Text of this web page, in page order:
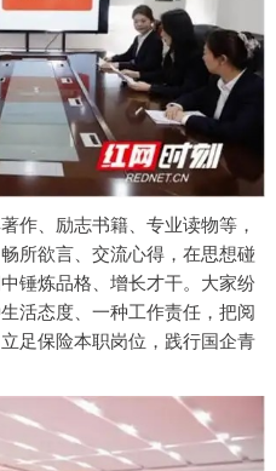
作、励志书籍、专业读物等，
所欲言、交流心得，在思想碰
锤炼品格、增长才干。大家纷
活态度、一种工作责任，把阅
足保险本职岗位，践行国企青